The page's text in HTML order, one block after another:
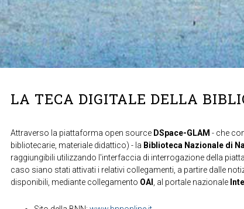
LA TECA DIGITALE DELLA
Attraverso la piattaforma open source DSpace-GLAM - che
bibliotecarie, materiale didattico) - la Biblioteca Nazionale di
raggiungibili utilizzando l'interfaccia di interrogazione della
caso siano stati attivati i relativi collegamenti, a partire dalle
disponibili, mediante collegamento OAI , al portale nazionale